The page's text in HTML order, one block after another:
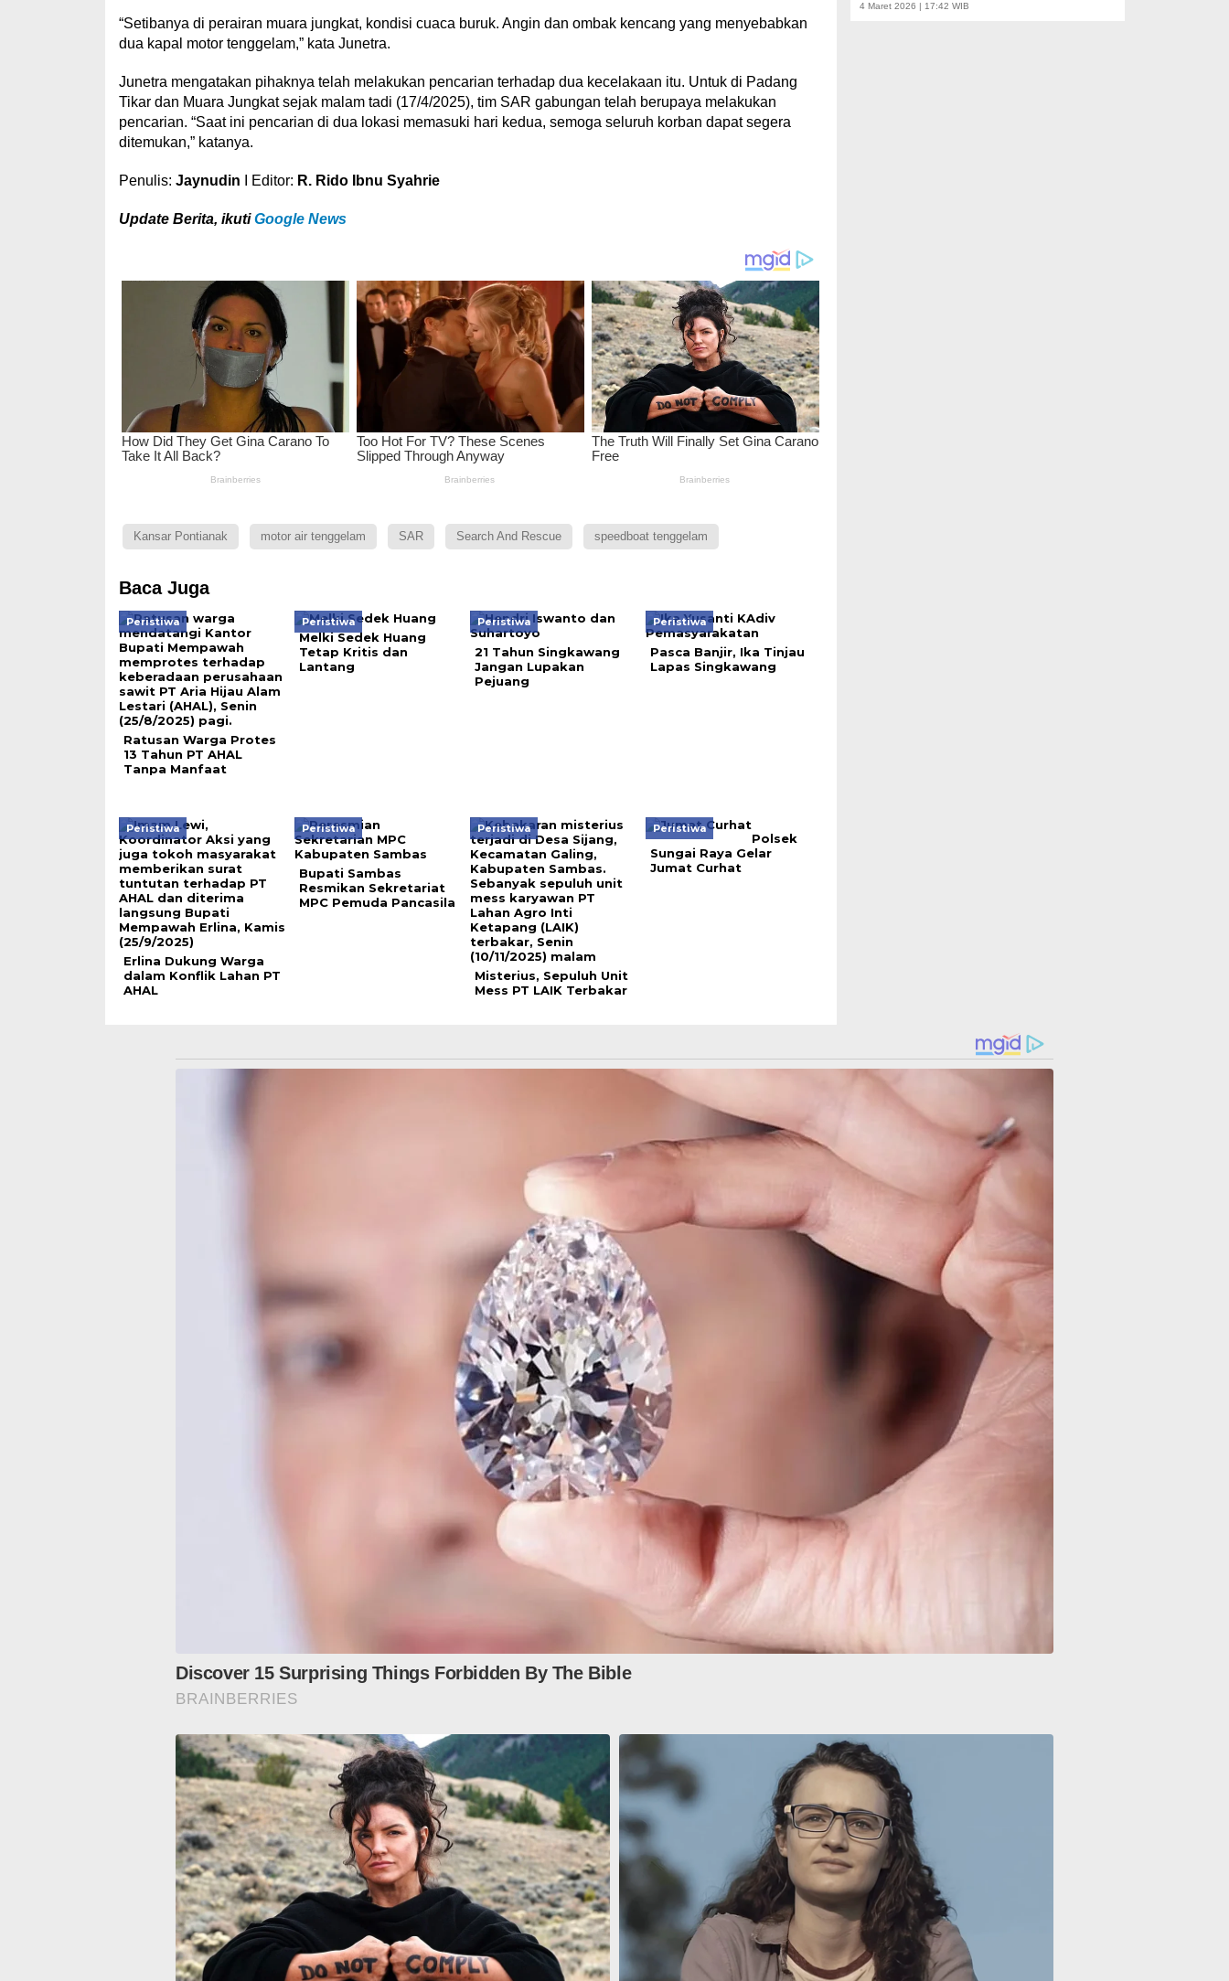
“Setibanya di perairan muara jungkat, kondisi cuaca buruk. Angin dan ombak kencang yang menyebabkan
dua kapal motor tenggelam,” kata Junetra.
Junetra mengatakan pihaknya telah melakukan pencarian terhadap dua kecelakaan itu. Untuk di Padang
Tikar dan Muara Jungkat sejak malam tadi (17/4/2025), tim SAR gabungan telah berupaya melakukan
pencarian. “Saat ini pencarian di dua lokasi memasuki hari kedua, semoga seluruh korban dapat segera
ditemukan,” katanya.
Penulis: Jaynudin I Editor: R. Rido Ibnu Syahrie
Update Berita, ikutiGoogle News
Kansar Pontianak motor air tenggelam SAR Search And Rescue speedboat tenggelam
Baca Juga
Peristiwa
Ratusan Warga Protes
13 Tahun PT AHAL
Tanpa Manfaat
Peristiwa
Melki Sedek Huang
Tetap Kritis dan
Lantang
Peristiwa
21 Tahun Singkawang
Jangan Lupakan
Pejuang
Peristiwa
Pasca Banjir, Ika Tinjau
Lapas Singkawang
Peristiwa
Erlina Dukung Warga
dalam Konflik Lahan PT
AHAL
Peristiwa
Bupati Sambas
Resmikan Sekretariat
MPC Pemuda Pancasila
Peristiwa
Misterius, Sepuluh Unit
Mess PT LAIK Terbakar
Peristiwa
Polsek
Sungai Raya Gelar
Jumat Curhat
4 Maret 2026 | 17:42 WIB